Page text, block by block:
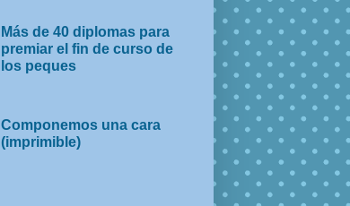
Más de 40 diplomas para
premiar el fin de curso de
los peques
Componemos una cara
(imprimible)